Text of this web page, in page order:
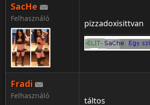
SacHe
Felhasználó pizzadoxisittvan
Fradi
Felhasználó táltos